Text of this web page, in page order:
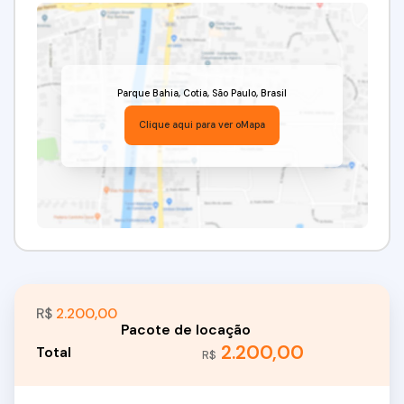
Venha conferir!!! Agende já a sua visita!
(11) 97417-8061
Imobiliária Alfa Negócios.
CRECI: 34.726-J.
Parque Bahia, Cotia, São Paulo, Brasil
Clique aqui para ver oMapa
R$ 2.200,00
R$ 2.200,00